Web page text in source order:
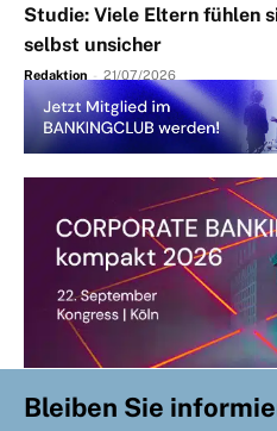
Studie: Viele Eltern fühlen
selbst unsicher
Redaktion - 21/07/2026
Bleiben Sie